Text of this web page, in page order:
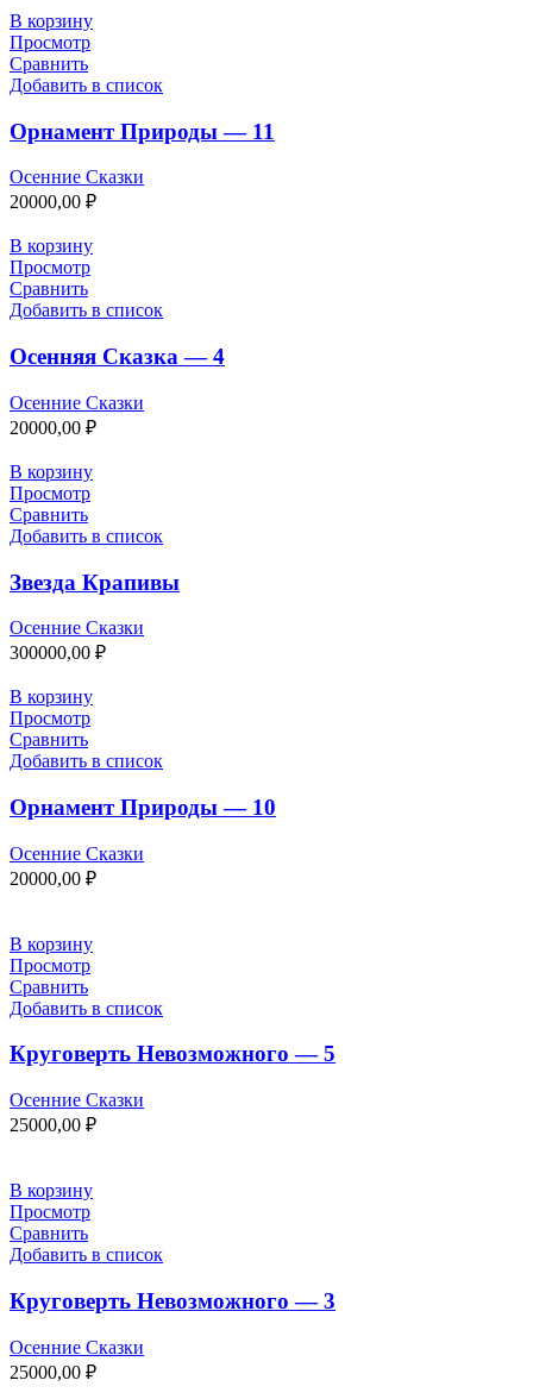
В корзину
Просмотр
Сравнить
Добавить в список
Орнамент Природы — 11
Осенние Сказки
20000,00 ₽
В корзину
Просмотр
Сравнить
Добавить в список
Осенняя Сказка — 4
Осенние Сказки
20000,00 ₽
В корзину
Просмотр
Сравнить
Добавить в список
Звезда Крапивы
Осенние Сказки
300000,00 ₽
В корзину
Просмотр
Сравнить
Добавить в список
Орнамент Природы — 10
Осенние Сказки
20000,00 ₽
В корзину
Просмотр
Сравнить
Добавить в список
Круговерть Невозможного — 5
Осенние Сказки
25000,00 ₽
В корзину
Просмотр
Сравнить
Добавить в список
Круговерть Невозможного — 3
Осенние Сказки
25000,00 ₽